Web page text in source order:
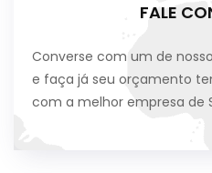
FALE
Converse com um de
e faça já seu orçamento
com a melhor empresa de